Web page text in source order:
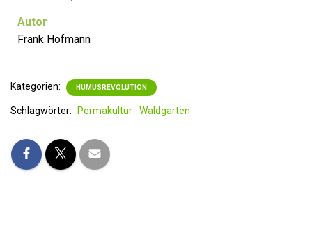
Autor
Frank Hofmann
Kategorien: HUMUSREVOLUTION
Schlagwörter: Permakultur Waldgarten